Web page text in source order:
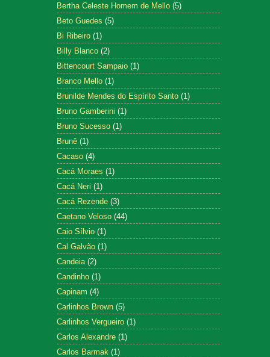
Bertha Celeste Homem de Mello (5)
Beto Guedes (5)
Bi Ribeiro (1)
Billy Blanco (2)
Bittencourt Sampaio (1)
Branco Mello (1)
Brunilde Mendes do Espírito Santo (1)
Bruno Gamberini (1)
Bruno Sucesso (1)
Brunê (1)
Cacaso (4)
Cacá Moraes (1)
Cacá Neri (1)
Cacá Rezende (3)
Caetano Veloso (44)
Caio Sílvio (1)
Cal Galvão (1)
Candeia (2)
Candinho (1)
Capinam (4)
Carlinhos Brown (5)
Carlinhos Vergueiro (1)
Carlos Alexandre (1)
Carlos Barmak (1)